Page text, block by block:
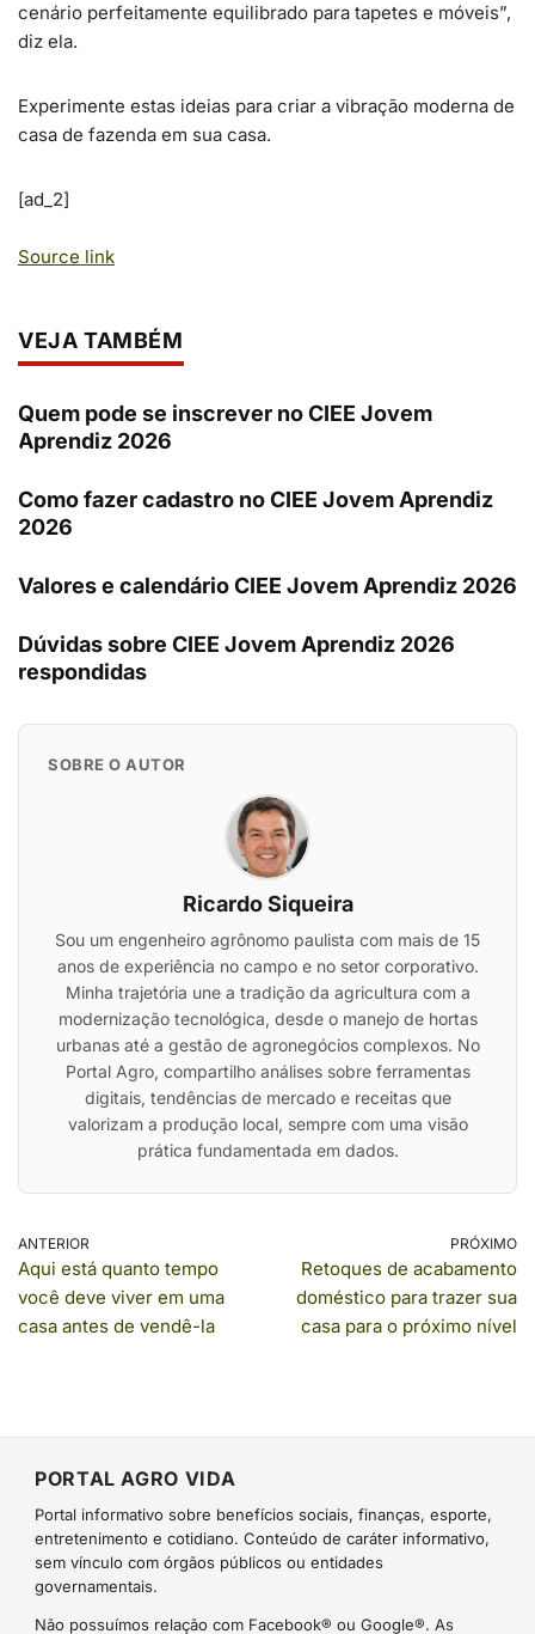
cenário perfeitamente equilibrado para tapetes e móveis”,
diz ela.
Experimente estas ideias para criar a vibração moderna de
casa de fazenda em sua casa.
[ad_2]
Source link
VEJA TAMBÉM
Quem pode se inscrever no CIEE Jovem
Aprendiz 2026
Como fazer cadastro no CIEE Jovem Aprendiz
2026
Valores e calendário CIEE Jovem Aprendiz 2026
Dúvidas sobre CIEE Jovem Aprendiz 2026
respondidas
SOBRE O AUTOR
Ricardo Siqueira
Sou um engenheiro agrônomo paulista com mais de 15
anos de experiência no campo e no setor corporativo.
Minha trajetória une a tradição da agricultura com a
modernização tecnológica, desde o manejo de hortas
urbanas até a gestão de agronegócios complexos. No
Portal Agro, compartilho análises sobre ferramentas
digitais, tendências de mercado e receitas que
valorizam a produção local, sempre com uma visão
prática fundamentada em dados.
ANTERIOR
Aqui está quanto tempo
você deve viver em uma
casa antes de vendê-la
PRÓXIMO
Retoques de acabamento
doméstico para trazer sua
casa para o próximo nível
PORTAL AGRO VIDA
Portal informativo sobre benefícios sociais, finanças, esporte,
entretenimento e cotidiano. Conteúdo de caráter informativo,
sem vínculo com órgãos públicos ou entidades
governamentais.
Não possuímos relação com Facebook® ou Google®. As